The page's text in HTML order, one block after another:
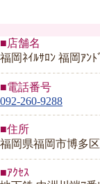
■店舗名
福岡ﾈｲﾙｻﾛﾝ 福岡ｱﾝﾄ
■電話番号
092-260-9288
■住所
福岡県福岡市博多
■ｱｸｾｽ